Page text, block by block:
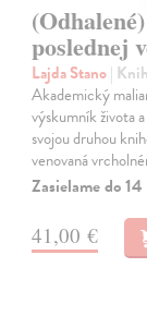
poslednej
Lajda Stano|
Akademický
výskumník života
svojou druhou
venovaná
Zasielame do
41,00 €